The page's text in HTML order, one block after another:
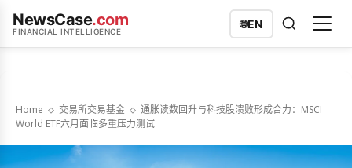
NewsCase.com
FINANCIAL INTELLIGENCE
🌐EN
Home 交易所交易基金
通胀读数回升与科技股溃败形成合力：MSCI
World ETF六月面临多重压力测试